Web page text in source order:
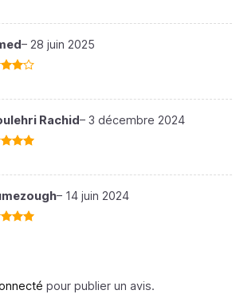
– 28 juin 2025
Rachid– 3 décembre 2024
– 14 juin 2024
pour publier un avis.